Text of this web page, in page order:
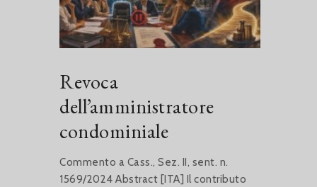
Revoca
dell’amministratore
condominiale
Commento a Cass., Sez. II, sent. n.
1569/2024 Abstract [ITA] Il contributo